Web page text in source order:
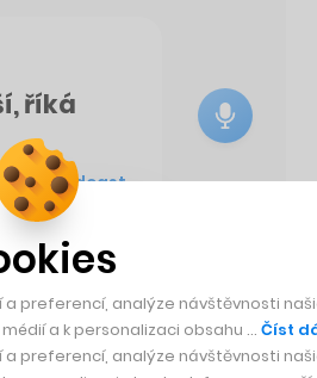
říká
podcast
preferencí, analýze návštěvnosti
a k personalizaci obsahu … Číst
preferencí, analýze návštěvnosti